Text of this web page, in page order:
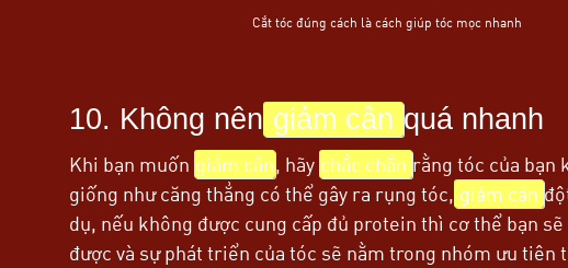
Cắt tóc đúng cách là cách giúp tóc mọc nhanh
10. Không nên giảm cân quá nhanh
Khi bạn muốn giảm cân, hãy chắc chắn rằng tóc của bạn
giống như căng thẳng có thể gây ra rụng tóc, giảm cân
dụ, nếu không được cung cấp đủ protein thì cơ thể bạn
được và sự phát triển của tóc sẽ nằm trong nhóm ưu tiên